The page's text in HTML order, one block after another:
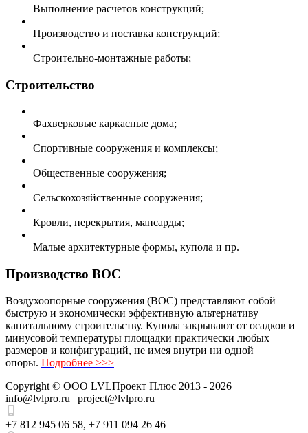
Выполнение расчетов конструкций;
Производство и поставка конструкций;
Строительно-монтажные работы;
Строительство
Фахверковые каркасные дома;
Спортивные сооружения и комплексы;
Общественные сооружения;
Сельскохозяйственные сооружения;
Кровли, перекрытия, мансарды;
Малые архитектурные формы, купола и пр.
Производство ВОС
Воздухоопорные сооружения (ВОС) представляют собой
быструю и экономически эффективную альтернативу
капитальному строительству. Купола закрывают от осадков и
минусовой температуры площадки практически любых
размеров и конфигураций, не имея внутри ни одной
опоры. Подробнее >>>
Copyright © ООО LVLПроект Плюс 2013 - 2026
info@lvlpro.ru | project@lvlpro.ru
+7 812 945 06 58, +7 911 094 26 46